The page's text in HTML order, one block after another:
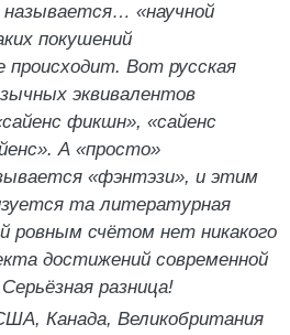
«научной
покушений
происходит. Вот русская
эквивалентов
фикшн», «сайенс
А «просто»
«фэнтэзи», и этим
та литературная
ровным счётом нет никакого
достижений современной
разница!
Канада, Великобритания